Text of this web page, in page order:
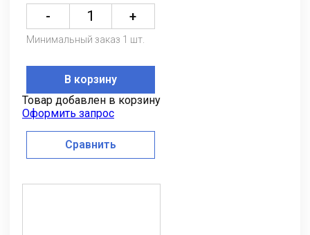
- +
Минимальный заказ 1 шт.
В корзину
Товар добавлен в корзину
Оформить запрос
Сравнить